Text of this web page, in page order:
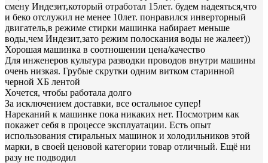
смену Индезит,который отработал 15лет. будем надеяться,что
и беко отслужил не менее 10лет. понравился инверторный
двигатель,в режиме стирки машинка набирает меньше
воды,чем Индезит,зато режим полоскания воды не жалеет))
Хорошая машинка в соотношении цена/качество
Для инженеров культура разводки проводов внутри машины
очень низкая. Грубые скрутки одним витком старинной
черной ХБ лентой
Хочется, чтобы работала долго
За исключением доставки, все остальное супер!
Нареканий к машинке пока никаких нет. Посмотрим как
покажет себя в процессе эксплуатации. Есть опыт
использования стиральных машинок и холодильников этой
марки, в своей ценовой категории товар отличный. Ещё ни
разу не подводил